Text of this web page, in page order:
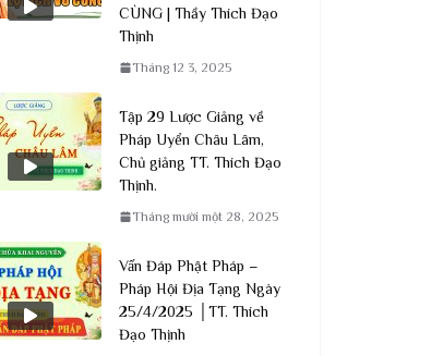
CÙNG | Thầy Thích Đạo
Thịnh
Tháng 12 3, 2025
Tập 29 Lược Giảng về
Pháp Uyển Châu Lâm,
Chủ giảng TT. Thích Đạo
Thịnh.
Tháng mười một 28, 2025
Vấn Đáp Phật Pháp –
Pháp Hội Địa Tạng Ngày
25/4/2025 │TT. Thích
Đạo Thịnh